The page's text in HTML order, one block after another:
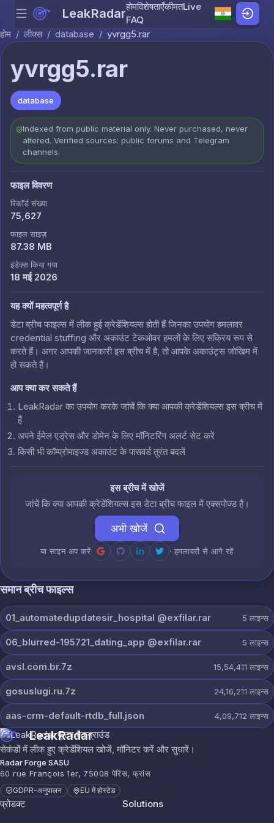
Skip to content
Menu LeakRadarहोमविशेषताएँकीमतLive
FAQ
होम / लीक्स / database / yvrgg5.rar
yvrgg5.rar
database
Indexed from public material only. Never purchased, never
altered. Verified sources: public forums and Telegram
channels.
फाइल विवरण
रिकॉर्ड संख्या
75,627
फाइल साइज़
87.38 MB
इंडेक्स किया गया
18 मई 2026
यह क्यों महत्वपूर्ण है
डेटा ब्रीच फाइल्स में लीक हुई क्रेडेंशियल्स होती हैं जिनका उपयोग हमलावर
credential stuffing और अकाउंट टेकओवर हमलों के लिए सक्रिय रूप से
करते हैं। अगर आपकी जानकारी इस ब्रीच में है, तो आपके अकाउंट्स जोखिम में
हो सकते हैं।
आप क्या कर सकते हैं
LeakRadar का उपयोग करके जांचें कि क्या आपकी क्रेडेंशियल्स इस ब्रीच में
हैं
अपने ईमेल एड्रेस और डोमेन के लिए मॉनिटरिंग अलर्ट सेट करें
किसी भी कॉम्प्रोमाइज्ड अकाउंट के पासवर्ड तुरंत बदलें
इस ब्रीच में खोजें
जांचें कि क्या आपकी क्रेडेंशियल्स इस डेटा ब्रीच फाइल में एक्सपोज्ड हैं।
अभी खोजें
या साइन अप करें · हमलावरों से आगे रहें
समान ब्रीच फाइल्स
01_automatedupdatesir_hospital @exfilar.rar 5 लाइन्स
06_blurred-195721_dating_app @exfilar.rar 5 लाइन्स
avsl.com.br.7z 15,54,411 लाइन्स
gosuslugi.ru.7z 24,16,211 लाइन्स
aas-crm-default-rtdb_full.json 4,09,712 लाइन्स
LeakRadar
सेकंडों में लीक हुए क्रेडेंशियल खोजें, मॉनिटर करें और सुधारें।
Radar Forge SASU
60 rue François 1er, 75008 पेरिस, फ्रांस
GDPR-अनुपालन EU में होस्टेड
प्रोडक्ट Solutions